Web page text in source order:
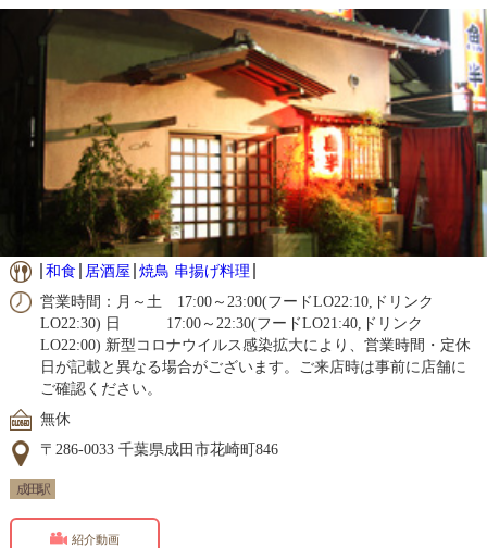
和食 居酒屋 焼鳥 串揚げ料理
営業時間：月～土 17:00～23:00(フードLO22:10,ドリンク
LO22:30) 日 17:00～22:30(フードLO21:40,ドリンク
LO22:00) 新型コロナウイルス感染拡大により、営業時間・定休
日が記載と異なる場合がございます。ご来店時は事前に店舗に
ご確認ください。
無休
〒286-0033 千葉県成田市花崎町846
成田駅
紹介動画